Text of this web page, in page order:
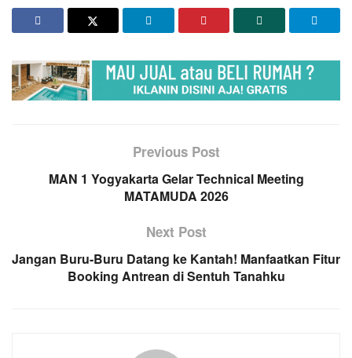
Previous Post
MAN 1 Yogyakarta Gelar Technical Meeting
MATAMUDA 2026
Next Post
Jangan Buru-Buru Datang ke Kantah! Manfaatkan Fitur
Booking Antrean di Sentuh Tanahku